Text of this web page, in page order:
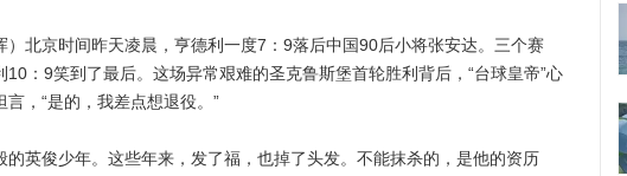
京时间昨天凌晨，亨德利一度7：9落后中国90后小将张安达。三个赛
10：9笑到了最后。这场异常艰难的圣克鲁斯堡首轮胜利背后，“台球皇帝”心
，“是的，我差点想退役。”
俊少年。这些年来，发了福，也掉了头发。不能抹杀的，是他的资历